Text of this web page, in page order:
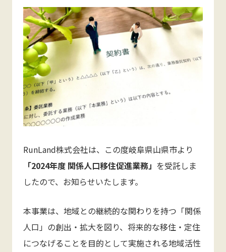
RunLand株式会社は、この度岐阜県山県市より
「2024年度 関係人口移住促進業務」 を受託しま
したので、お知らせいたします。
本事業は、地域との継続的な関わりを持つ「関係
人口」の創出・拡大を図り、将来的な移住・定住
につなげることを目的として実施される地域活性